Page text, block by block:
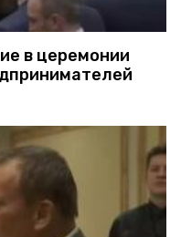
в церемонии